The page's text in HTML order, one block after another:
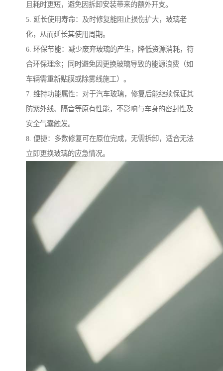
且耗时更短，避免因拆卸安装带来的额外开支。
5. 延长使用寿命：及时修复能阻止损伤扩大，玻璃老
化，从而延长其使用周期。
6. 环保节能：减少废弃玻璃的产生，降低资源消耗，符
合环保理念；同时避免因更换玻璃导致的能源浪费（如
车辆需重新贴膜或除雾线施工）。
7. 维持功能属性：对于汽车玻璃，修复后能继续保证其
防紫外线、隔音等原有性能，不影响与车身的密封性及
安全气囊触发。
8. 便捷：多数修复可在原位完成，无需拆卸，适合无法
立即更换玻璃的应急情况。